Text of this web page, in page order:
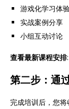
游戏化学习体
实战案例分享
小组互动讨论
查看最新课程安排:
第二步：通
完成培训后，您将